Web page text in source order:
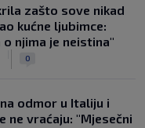
zašto sove nikad
kućne ljubimce:
njima je neistina"
0
odmor u Italiju i
ne vraćaju: "Mjesečni